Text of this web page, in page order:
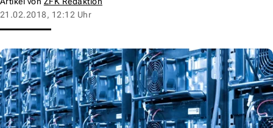
21.02.2018, 12:12 Uhr